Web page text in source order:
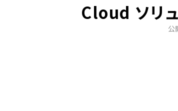
Cloud ソリ
公